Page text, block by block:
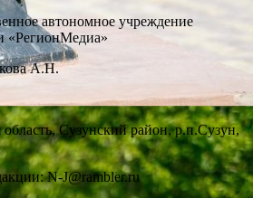
автономное учреждение
«РегионМедиа»
А.Н.
Сузунский район, р.п.Сузун,
N-J@rambler.ru